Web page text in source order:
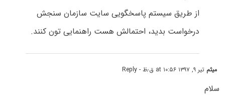
از طریق سیستم پاسخگویی سایت سازمان سنجش
درخواست بدید، احتمالش هست راهنمایی تون کنند.
میثم تیر ۹, ۱۳۹۷ at ۱۰:۵۶ ق٫ظ - Reply
سلام